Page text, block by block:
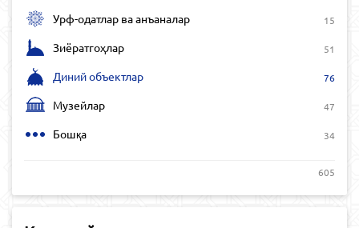
Урф-одатлар ва анъаналар 15
Зиёратгоҳлар 51
Диний объектлар 76
Музейлар 47
Бошқа 34
605